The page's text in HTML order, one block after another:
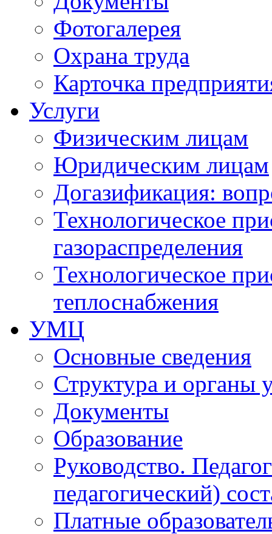
Фотогалерея
Охрана труда
Карточка
Услуги
Физическим лицам
Юридическим лицам
Догазификация:
Технологическое
газораспределения
Технологическое
теплоснабжения
УМЦ
Основные сведения
Структура и органы
Документы
Образование
Руководство.
педагогический)
Платные